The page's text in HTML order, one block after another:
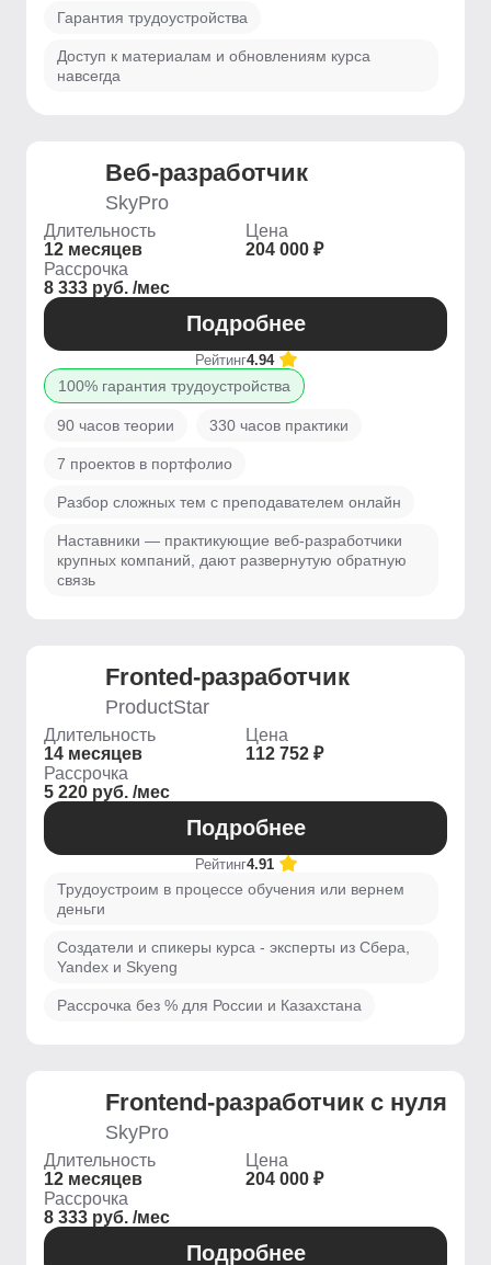
Гарантия трудоустройства
Доступ к материалам и обновлениям курса
навсегда
Веб-разработчик
SkyPro
Длительность
12 месяцев
Цена
204 000 ₽
Рассрочка
8 333 руб. /мес
Подробнее
Рейтинг4.94
100% гарантия трудоустройства
90 часов теории 330 часов практики
7 проектов в портфолио
Разбор сложных тем с преподавателем онлайн
Наставники — практикующие веб-разработчики
крупных компаний, дают развернутую обратную
связь
Fronted-разработчик
ProductStar
Длительность
14 месяцев
Цена
112 752 ₽
Рассрочка
5 220 руб. /мес
Подробнее
Рейтинг4.91
Трудоустроим в процессе обучения или вернем
деньги
Создатели и спикеры курса - эксперты из Сбера,
Yandex и Skyeng
Рассрочка без % для России и Казахстана
Frontend-разработчик с нуля
SkyPro
Длительность
12 месяцев
Цена
204 000 ₽
Рассрочка
8 333 руб. /мес
Подробнее